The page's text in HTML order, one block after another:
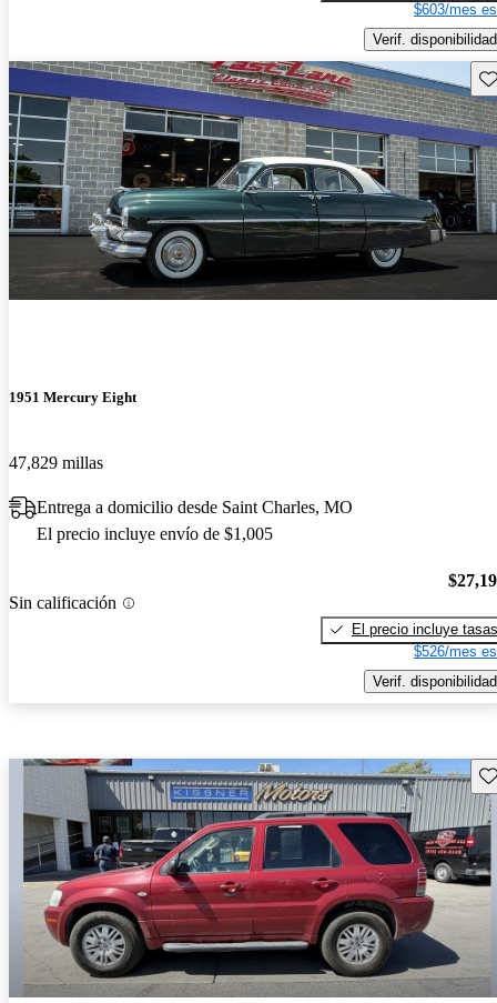
$603/mes
Verif. disponibilidad
1951 Mercury Eight
47,829 millas
Entrega a domicilio desde Saint Charles, MO
El precio incluye envío de $1,005
Sin calificación
El precio incluye tasas
$526/mes
Verif. disponibilidad